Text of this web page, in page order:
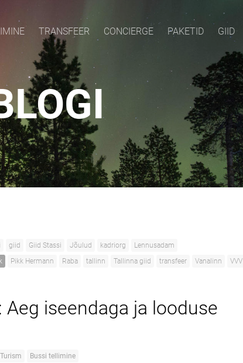
TRANSFEER CONCIERGE PAKETID GIID
giid Giid Stassi Jõulud kadriorg
Lennusadam
Pikk Hermann Raba tallinn Tallinna giid transfeer Vanalinn
VVV
Aeg iseendaga ja looduse
Bussi tellimine